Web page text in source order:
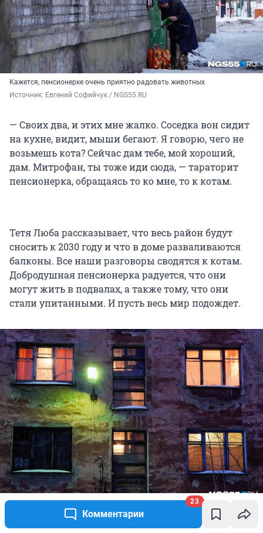
Комментарии
23
Кажется, пенсионерке очень приятно радовать животных
Источник: Евгений Софийчук / NGS55.RU
— Своих два, и этих мне жалко. Соседка вон сидит
на кухне, видит, мыши бегают. Я говорю, чего не
возьмешь кота? Сейчас дам тебе, мой хороший,
дам. Митрофан, ты тоже иди сюда, — тараторит
пенсионерка, обращаясь то ко мне, то к котам.
Тетя Люба рассказывает, что весь район будут
сносить к 2030 году и что в доме разваливаются
балконы. Все наши разговоры сводятся к котам.
Добродушная пенсионерка радуется, что они
могут жить в подвалах, а также тому, что они
стали упитанными. И пусть весь мир подождет.
Даже в таком доме есть маленькая уютная жизнь